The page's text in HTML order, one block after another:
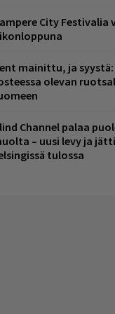
City Festivalia
mainittu, ja syystä:
olevan
Channel palaa
– uusi levy ja
tulossa